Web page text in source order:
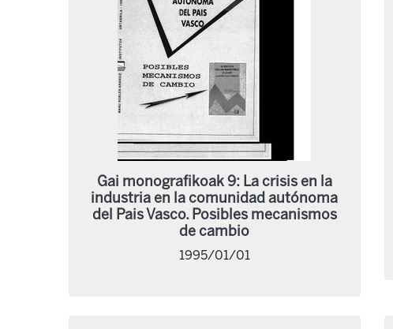
Gai monografikoak 9: La crisis en la
industria en la comunidad autónoma
del Pais Vasco. Posibles mecanismos
de cambio
1995/01/01